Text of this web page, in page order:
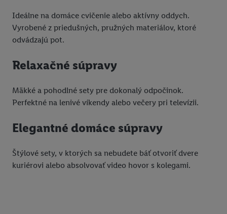
Ideálne na domáce cvičenie alebo aktívny oddych.
Vyrobené z priedušných, pružných materiálov, ktoré
odvádzajú pot.
Relaxačné súpravy
Mäkké a pohodlné sety pre dokonalý odpočinok.
Perfektné na lenivé víkendy alebo večery pri televízii.
Elegantné domáce súpravy
Štýlové sety, v ktorých sa nebudete báť otvoriť dvere
kuriérovi alebo absolvovať video hovor s kolegami.